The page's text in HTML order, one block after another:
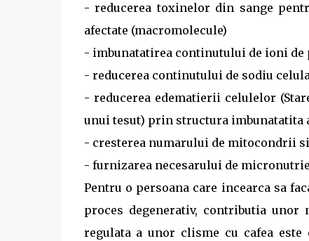
- reducerea toxinelor din sange
afectate (macromolecule)
- imbunatatirea continutului de ioni de
- reducerea continutului de sodiu
- reducerea edematierii celulelor
unui tesut) prin structura imbunatatita
- cresterea numarului de mitocondrii
- furnizarea necesarului de
Pentru o persoana care incearca sa
proces degenerativ, contributia
regulata a unor clisme cu cafea